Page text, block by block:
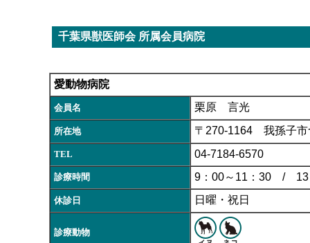
千葉県獣医師会 所属会員病院
愛動物病院
会員名 栗原 言光
所在地 〒270-1164 我孫子市
TEL 04-7184-6570
診療時間 9：00～11：30 / 13
休診日 日曜・祝日
診療動物